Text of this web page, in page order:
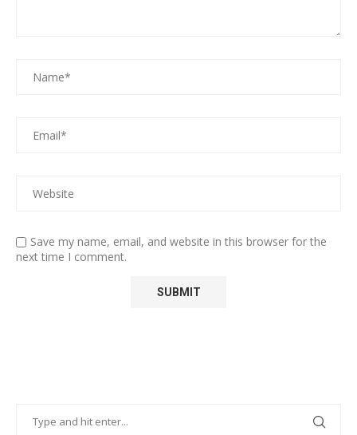
Save my name, email, and website in this browser for the
next time I comment.